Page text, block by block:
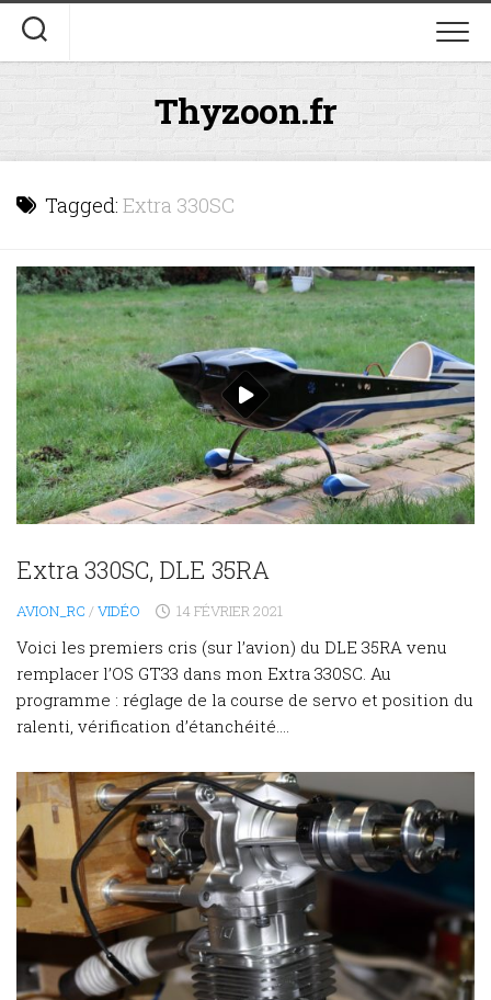
Skip
content
Thyzoon.fr
Tagged: Extra 330SC
Extra 330SC, DLE 35RA
AVION_RC /VIDÉO 14 FÉVRIER 2021
Voici les premiers cris (sur l’avion) du DLE 35RA venu
remplacer l’OS GT33 dans mon Extra 330SC. Au
programme : réglage de la course de servo et position du
ralenti, vérification d’étanchéité....